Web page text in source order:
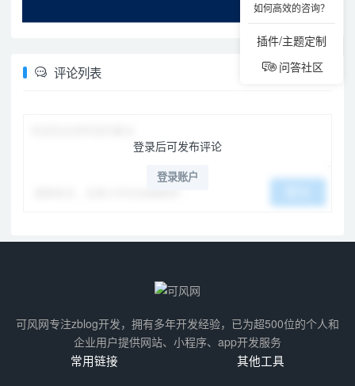
评论列表
登录后可发布评论
登录账户
可风网专注zblog开发，拥有多年开发经验，已为超500位的个人和
企业用户提供网站、小程序、app开发服务
常用链接 其他工具
如何高效的咨询？
插件/主题定制
问答社区